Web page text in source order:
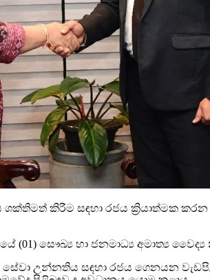
ශක්තිමත් කිරීම සඳහා රජය ක්‍රියාත්මක
(01) සෞඛ්‍ය හා ජනමාධ්‍ය අමාත්‍ය
උන්නතිය සඳහා රජය ගෙනයන